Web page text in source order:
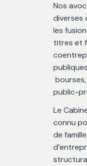
Nos
diverses
les
titres et
public-
Le
connu
de